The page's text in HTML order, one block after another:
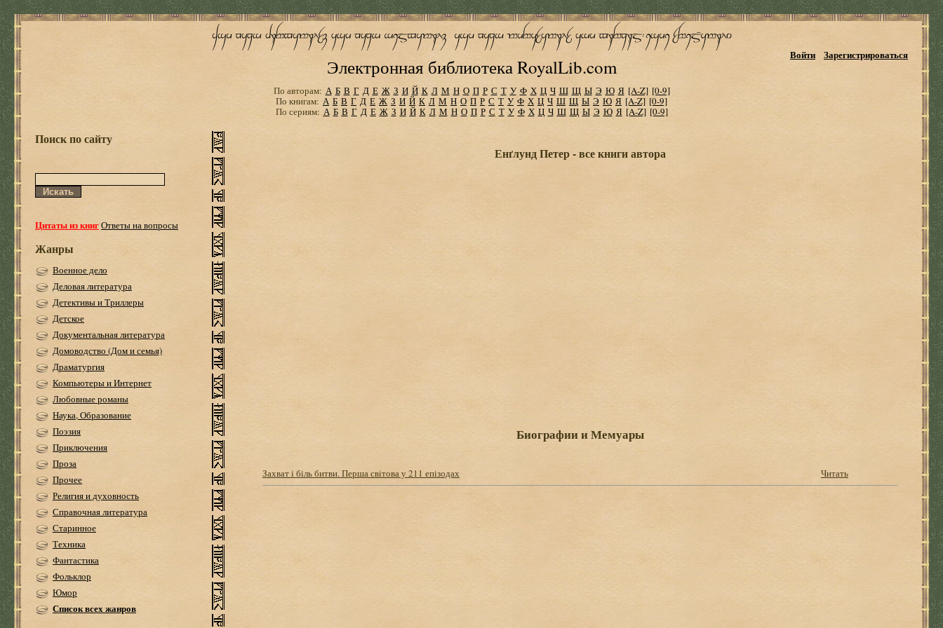
Электронная библиотека RoyalLib.com
Войти Зарегистрироваться
По авторам: А Б В Г Д Е Ж З И Й К Л М Н О П Р С Т У Ф Х Ц Ч Ш Щ Ы Э Ю Я [A-Z] [0-9]
По книгам: А Б В Г Д Е Ж З И Й К Л М Н О П Р С Т У Ф Х Ц Ч Ш Щ Ы Э Ю Я [A-Z] [0-9]
По сериям: А Б В Г Д Е Ж З И Й К Л М Н О П Р С Т У Ф Х Ц Ч Ш Щ Ы Э Ю Я [A-Z] [0-9]
Поиск по сайту
Цитаты из книгОтветы на вопросы
Жанры
Военное дело
Деловая литература
Детективы и Триллеры
Детское
Документальная литература
Домоводство (Дом и семья)
Драматургия
Компьютеры и Интернет
Любовные романы
Наука, Образование
Поэзия
Приключения
Проза
Прочее
Религия и духовность
Справочная литература
Старинное
Техника
Фантастика
Фольклор
Юмор
Список всех жанров
Енґлунд Петер - все книги автора
Биографии и Мемуары
Захват і біль битви. Перша світова у 211 епізодах Читать